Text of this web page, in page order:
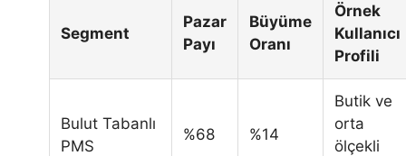
Segment
Pazar
Payı
Büyüme
Oranı
Örnek
Kullanıcı
Profili
Bulut Tabanlı
PMS
%68 %14
Butik ve
orta
ölçekli